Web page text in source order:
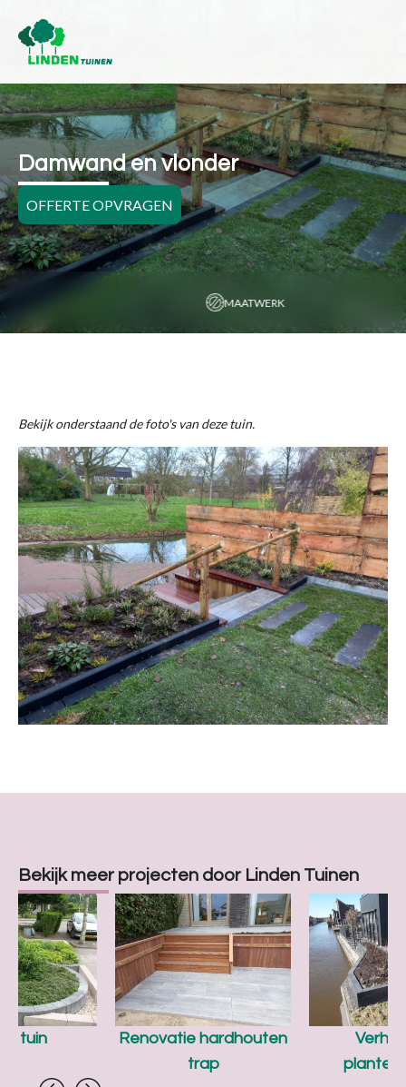
Damwand en vlonder
OFFERTE OPVRAGEN
MAATWERK
Bekijk onderstaand de foto's van deze tuin.
Bekijk meer projecten door Linden Tuinen
Renovatie hardhouten
trap
tuin